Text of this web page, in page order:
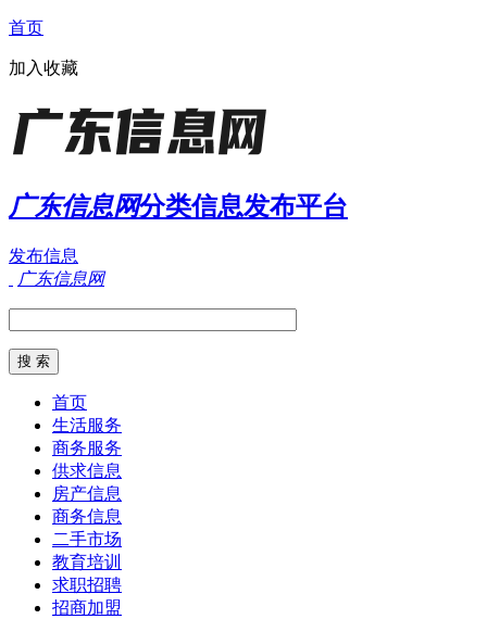
首页
加入收藏
广东信息网分类信息发布平台
发布信息
广东信息网
首页
生活服务
商务服务
供求信息
房产信息
商务信息
二手市场
教育培训
求职招聘
招商加盟